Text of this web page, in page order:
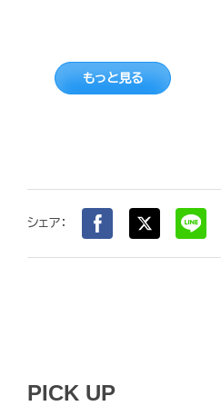
もっと見る
シェア：
PICK UP